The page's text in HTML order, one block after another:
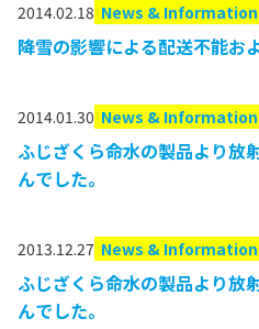
2014.02.18 News & Information
降雪の影響による配送不能お
2014.01.30 News & Information
ふじざくら命水の製品より放
んでした。
2013.12.27 News & Information
ふじざくら命水の製品より放
んでした。